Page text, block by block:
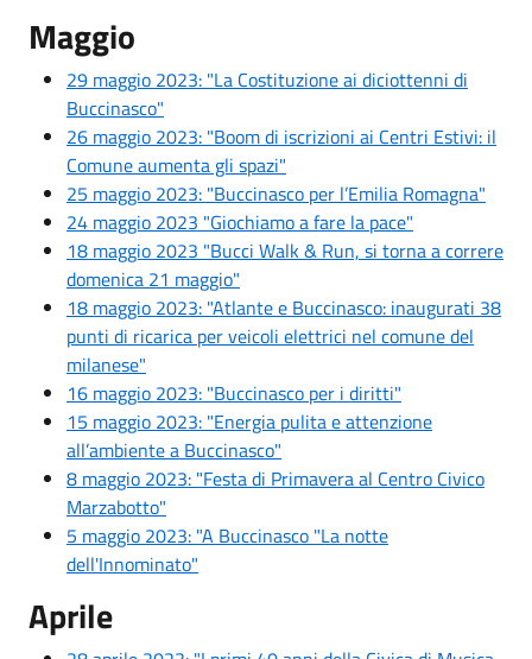
Maggio
29 maggio 2023: "La Costituzione ai diciottenni di
Buccinasco"
26 maggio 2023: "Boom di iscrizioni ai Centri Estivi: il
Comune aumenta gli spazi"
25 maggio 2023: "Buccinasco per l’Emilia Romagna"
24 maggio 2023 "Giochiamo a fare la pace"
18 maggio 2023 "Bucci Walk & Run, si torna a correre
domenica 21 maggio"
18 maggio 2023: "Atlante e Buccinasco: inaugurati 38
punti di ricarica per veicoli elettrici nel comune del
milanese"
16 maggio 2023: "Buccinasco per i diritti"
15 maggio 2023: "Energia pulita e attenzione
all’ambiente a Buccinasco"
8 maggio 2023: "Festa di Primavera al Centro Civico
Marzabotto"
5 maggio 2023: "A Buccinasco "La notte
dell'Innominato"
Aprile